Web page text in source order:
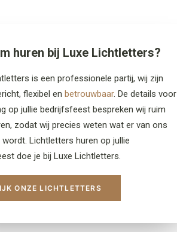
huren bij Luxe Lichtletters?
is een professionele partij, wij zijn
flexibel en betrouwbaar. De details voor
op jullie bedrijfsfeest bespreken wij ruim
zodat wij precies weten wat er van ons
Lichtletters huren op jullie
doe je bij Luxe Lichtletters.
ONZE LICHTLETTERS